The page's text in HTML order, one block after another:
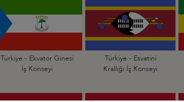
Türkiye - Ekvator Ginesi
İş Konseyi
Türkiye - Esvatini
Krallığı İş Konseyi